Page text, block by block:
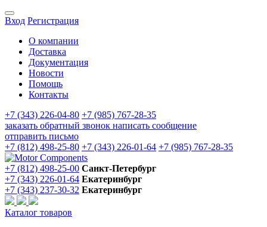
Вход Регистрация
О компании
Доставка
Документация
Новости
Помощь
Контакты
+7 (343) 226-04-80 +7 (985) 767-28-35
заказать обратный звонок написать сообщение
отправить письмо
+7 (812) 498-25-80 +7 (343) 226-01-64 +7 (985) 767-28-35
+7 (812) 498-25-00 Санкт-Петербург
+7 (343) 226-01-64 Екатеринбург
+7 (343) 237-30-32 Екатеринбург
Каталог товаров